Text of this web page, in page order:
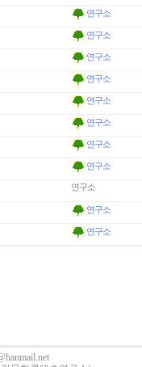
연구소
연구소
연구소
연구소
연구소
연구소
연구소
연구소
연구소
연구소
연구소